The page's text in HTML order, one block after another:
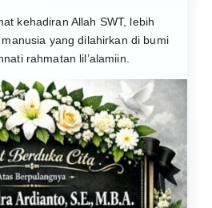
kehadiran Allah SWT, lebih
yang dilahirkan di bumi
rahmatan lil’alamiin.